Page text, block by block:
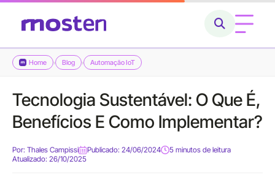
Conheça a Mosten
Home › Blog › Automação IoT
Tecnologia Sustentável: O Que É,
Benefícios E Como Implementar?
Por: Thales Campissi Publicado: 24/06/2024
5 minutos de leitura
Atualizado: 26/10/2025